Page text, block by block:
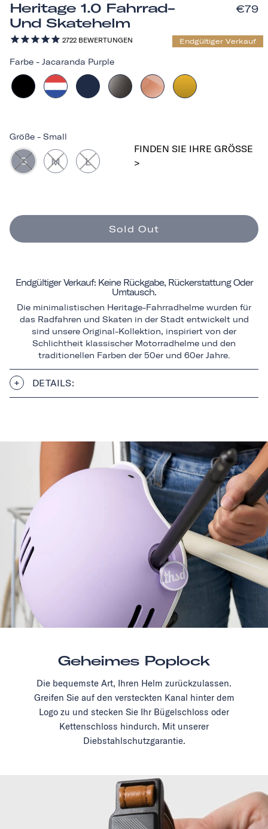
Heritage 1.0 Fahrrad-
Und Skatehelm
2722 BEWERTUNGEN
€79
Endgültiger Verkauf
Farbe - Jacaranda Purple
Größe - Small
S M L
FINDEN SIE IHRE GRÖSSE >
Sold Out
Endgültiger Verkauf: Keine Rückgabe, Rückerstattung Oder
Umtausch.
Die minimalistischen Heritage-Fahrradhelme wurden für
das Radfahren und Skaten in der Stadt entwickelt und
sind unsere Original-Kollektion, inspiriert von der
Schlichtheit klassischer Motorradhelme und den
traditionellen Farben der 50er und 60er Jahre.
DETAILS:
Geheimes Poplock
Die bequemste Art, Ihren Helm zurückzulassen.
Greifen Sie auf den versteckten Kanal hinter dem
Logo zu und stecken Sie Ihr Bügelschloss oder
Kettenschloss hindurch. Mit unserer
Diebstahlschutzgarantie.